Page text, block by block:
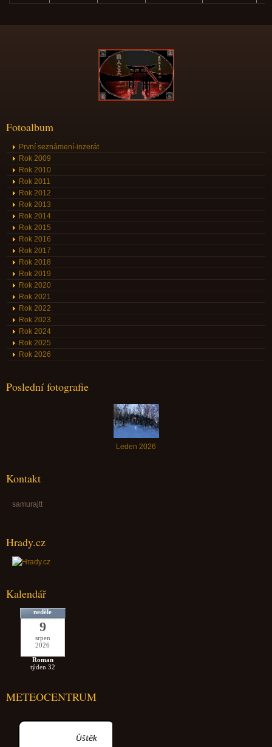
Fotoalbum
První seznámení-inzerát
Rok 2009
Rok 2010
Rok 2011
Rok 2012
Rok 2013
Rok 2014
Rok 2015
Rok 2016
Rok 2017
Rok 2018
Rok 2019
Rok 2020
Rok 2021
Rok 2022
Rok 2023
Rok 2024
Rok 2025
Rok 2026
Poslední fotografie
Leden 2026
Kontakt
samurajtt
Hrady.cz
Kalendář
neděle
9
srpen
2026
Roman
týden 32
METEOCENTRUM